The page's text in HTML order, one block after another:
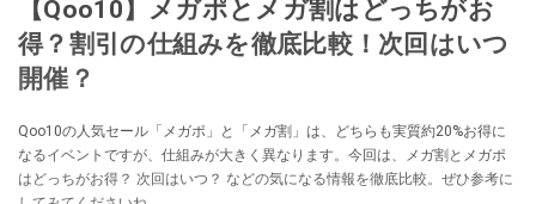
【Qoo10】メガポとメガ割はどっちがお
得？割引の仕組みを徹底比較！次回はいつ
開催？
Qoo10の人気セール「メガポ」と「メガ割」は、どちらも実質約20%お得に
なるイベントですが、仕組みが大きく異なります。今回は、メガ割とメガポ
はどっちがお得？ 次回はいつ？ などの気になる情報を徹底比較。ぜひ参考に